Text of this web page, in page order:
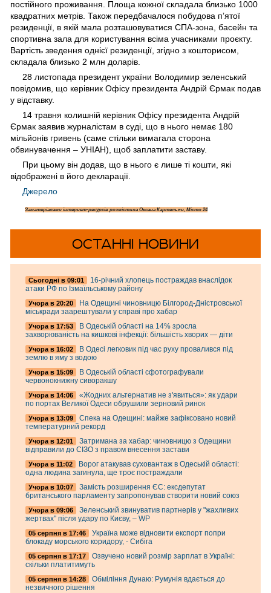
постійного проживання. Площа кожної складала близько 1000
квадратних метрів. Також передбачалося побудова пʼятої
резиденції, в якій мала розташовуватися СПА-зона, басейн та
спортивна зала для користування всіма учасниками проєкту.
Вартість зведення однієї резиденції, згідно з кошторисом,
складала близько 2 млн доларів.
28 листопада президент україни Володимир зеленський
повідомив, що керівник Офісу президента Андрій Єрмак подав
у відставку.
14 травня колишній керівник Офісу президента Андрій
Єрмак заявив журналістам в суді, що в нього немає 180
мільйонів гривень (саме стільки вимагала сторона
обвинувачення – УНІАН), щоб заплатити заставу.
При цьому він додав, що в нього є лише ті кошти, які
відображені в його декларації.
Джерело
Заматеріалами інтернет-ресурсів розмістила Оксана Картельян, Місто 24
ОСТАННІ НОВИНИ
Cьогодні в 09:01
16-річний хлопець постраждав внаслідок
атаки РФ по Ізмаїльському району
Учора в 20:20
На Одещині чиновницю Білгород-Дністровської
міськради заарештували у справі про хабар
Учора в 17:53
В Одеській області на 14% зросла
захворюваність на кишкові інфекції: більшість хворих — діти
Учора в 16:02
В Одесі легковик під час руху провалився під
землю в яму з водою
Учора в 15:09
В Одеській області сфотографували
червонокнижну сиворакшу
Учора в 14:06
«Жодних альтернатив не з'явиться»: як удари
по портах Великої Одеси обрушили зерновий ринок
Учора в 13:09
Спека на Одещині: майже зафіксовано новий
температурний рекорд
Учора в 12:01
Затримана за хабар: чиновницю з Одещини
відправили до СІЗО з правом внесення застави
Учора в 11:02
Ворог атакував суховантаж в Одеській області:
одна людина загинула, ще троє постраждали
Учора в 10:07
Замість розширення ЄС: ексдепутат
британського парламенту запропонував створити новий союз
Учора в 09:06
Зеленський звинуватив партнерів у "жахливих
жертвах" після удару по Києву, – WP
05 серпня в 17:46
Україна може відновити експорт попри
блокаду морського коридору, - Сибіга
05 серпня в 17:17
Озвучено новий розмір зарплат в Україні:
скільки платитимуть
05 серпня в 14:28
Обміління Дунаю: Румунія вдається до
незвичного рішення